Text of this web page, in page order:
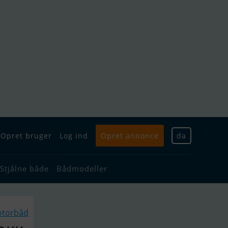
Opret bruger Log ind Opret annonce da
Stjålne både Bådmodeller